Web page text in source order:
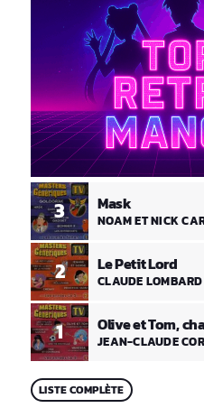
1 Olive et Tom,
JEAN-CLAUDE
2 Le Petit Lord
CLAUDE LOMBARD
3 Mask
NOAM ET NICK
LISTE COMPLÈTE